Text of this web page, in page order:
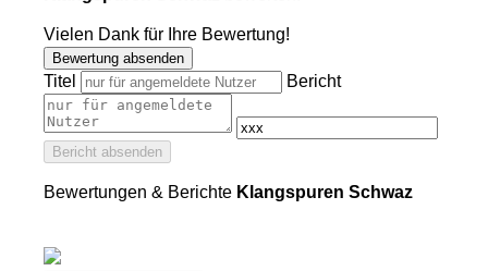
Vielen Dank für Ihre Bewertung!
Bewertung absenden
Titel Bericht
Bericht absenden
Bewertungen & Berichte Klangspuren Schwaz